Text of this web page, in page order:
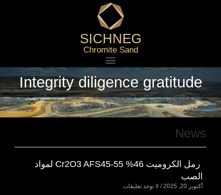
SICHNEG
Chromite Sand
Integrity diligence gratitude
Home
>أخبار
News
رمل الكروميت 46% Cr2O3 AFS45-55 لمواد
الصب
أكتوبر 20, 2025 لا توجد تعليقات